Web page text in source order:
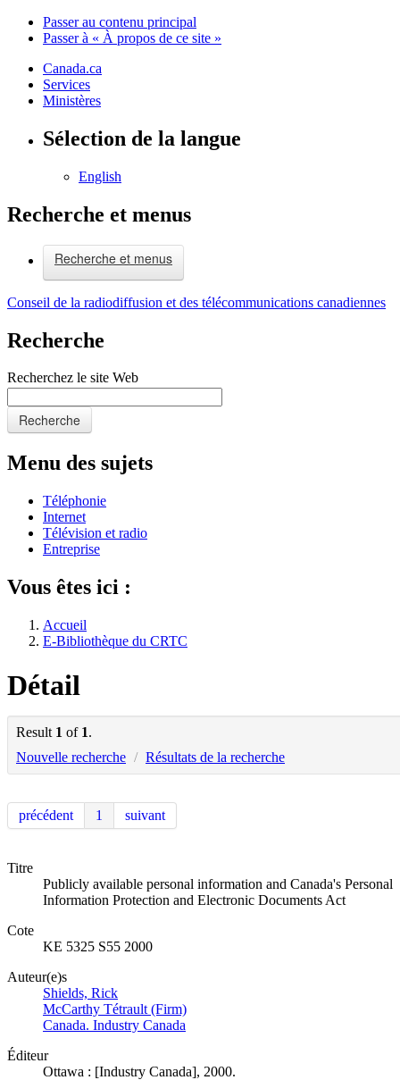
Passer au contenu principal
Passer à « À propos de ce site »
Canada.ca
Services
Ministères
Sélection de la langue
English
Recherche et menus
Recherche et menus
Conseil de la radiodiffusion et des télécommunications canadiennes
Recherche
Recherchez le site Web
Recherche
Menu des sujets
Téléphonie
Internet
Télévision et radio
Entreprise
Vous êtes ici :
Accueil
E-Bibliothèque du CRTC
Détail
Result 1 of 1.
Nouvelle recherche / Résultats de la recherche
précédent 1 suivant
Titre
Publicly available personal information and Canada's Personal
Information Protection and Electronic Documents Act
Cote
KE 5325 S55 2000
Auteur(e)s
Shields, Rick
McCarthy Tétrault (Firm)
Canada. Industry Canada
Éditeur
Ottawa : [Industry Canada], 2000.